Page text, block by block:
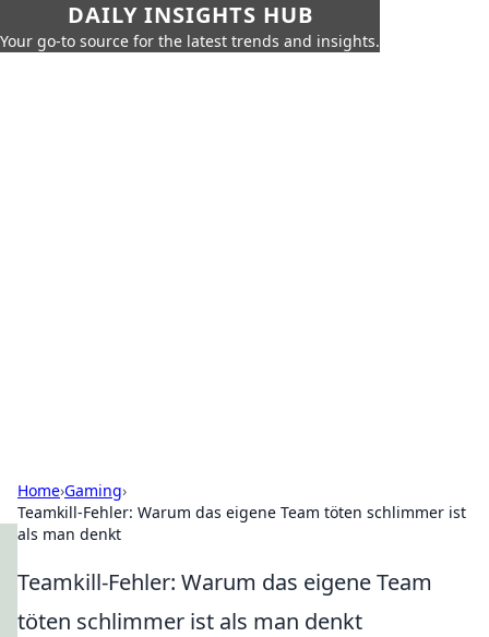
DAILY INSIGHTS HUB
Your go-to source for the latest trends and insights.
Home›Gaming›
Teamkill-Fehler: Warum das eigene Team töten schlimmer ist
als man denkt
Teamkill-Fehler: Warum das eigene Team
töten schlimmer ist als man denkt